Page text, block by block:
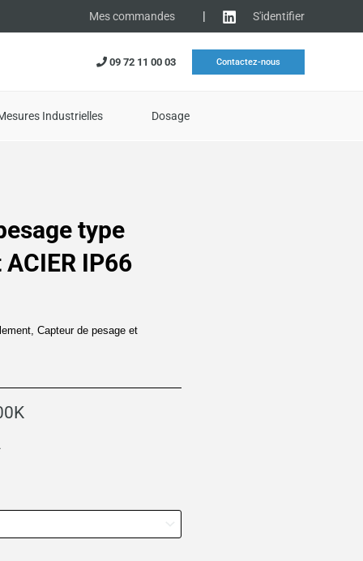
Mes commandes | S'identifier
09 72 11 00 03 Contactez-nous
Industrielles Dosage
type
IP66
, Capteur de pesage et
:
€